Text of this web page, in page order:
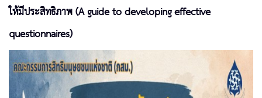
ให้มีประสิทธิภาพ (A guide to developing effective
questionnaires)